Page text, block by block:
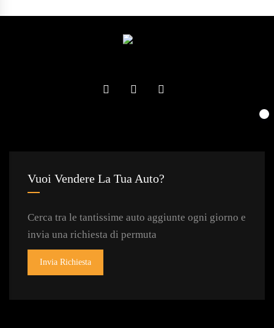
Vuoi Vendere La Tua Auto?
Cerca tra le tantissime auto aggiunte ogni giorno e
invia una richiesta di permuta
Invia Richiesta